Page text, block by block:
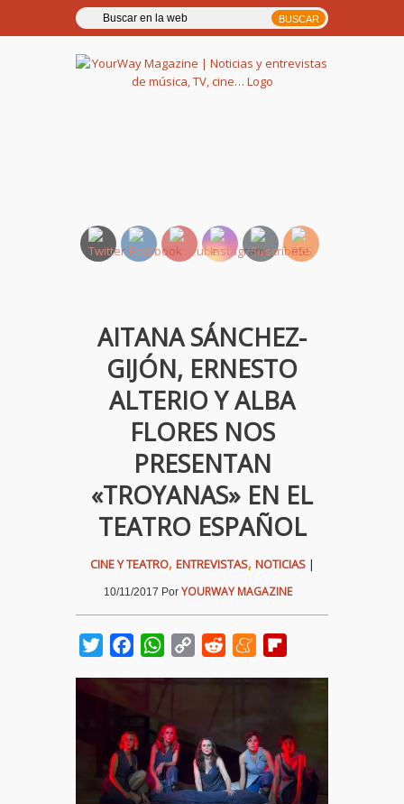
AITANA SÁNCHEZ-
GIJÓN, ERNESTO
ALTERIO Y ALBA
FLORES NOS
PRESENTAN
«TROYANAS» EN EL
TEATRO ESPAÑOL
CINE Y TEATRO, ENTREVISTAS, NOTICIAS|
10/11/2017 Por YOURWAY MAGAZINE
TwitterFacebookWhatsApp
Copy
Reddit Meneame